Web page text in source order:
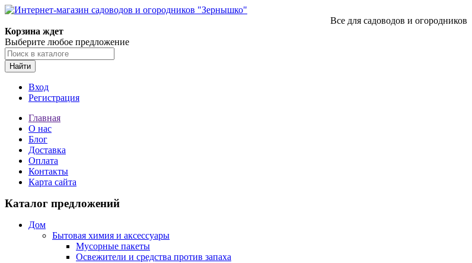
Все для садоводов и огородников
Корзина ждет
Выберите любое предложение
Найти
Вход
Регистрация
Главная
О нас
Блог
Доставка
Оплата
Контакты
Карта сайта
Каталог предложений
Дом
Бытовая химия и аксессуары
Мусорные пакеты
Освежители и средства против запаха